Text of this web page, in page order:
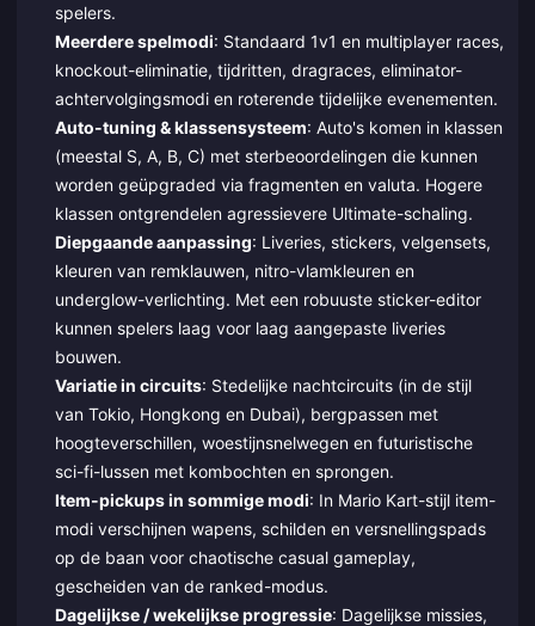
spelers.
Meerdere spelmodi: Standaard 1v1 en multiplayer races,
knockout-eliminatie, tijdritten, dragraces, eliminator-
achtervolgingsmodi en roterende tijdelijke evenementen.
Auto-tuning & klassensysteem: Auto's komen in klassen
(meestal S, A, B, C) met sterbeoordelingen die kunnen
worden geüpgraded via fragmenten en valuta. Hogere
klassen ontgrendelen agressievere Ultimate-schaling.
Diepgaande aanpassing: Liveries, stickers, velgensets,
kleuren van remklauwen, nitro-vlamkleuren en
underglow-verlichting. Met een robuuste sticker-editor
kunnen spelers laag voor laag aangepaste liveries
bouwen.
Variatie in circuits: Stedelijke nachtcircuits (in de stijl
van Tokio, Hongkong en Dubai), bergpassen met
hoogteverschillen, woestijnsnelwegen en futuristische
sci-fi-lussen met kombochten en sprongen.
Item-pickups in sommige modi: In Mario Kart-stijl item-
modi verschijnen wapens, schilden en versnellingspads
op de baan voor chaotische casual gameplay,
gescheiden van de ranked-modus.
Dagelijkse / wekelijkse progressie: Dagelijkse missies,